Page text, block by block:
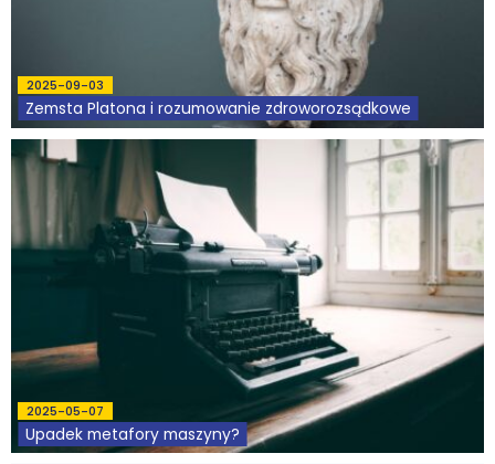
Podcasty
Filmy
O książkach
Kontakt
2025-09-03
Zemsta Platona i rozumowanie zdroworozsądkowe
2025-05-07
Upadek metafory maszyny?